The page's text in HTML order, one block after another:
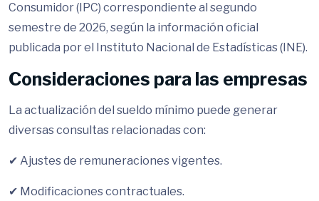
Consumidor (IPC) correspondiente al segundo
semestre de 2026, según la información oficial
publicada por el Instituto Nacional de Estadísticas (INE).
Consideraciones para las empresas
La actualización del sueldo mínimo puede generar
diversas consultas relacionadas con:
✔ Ajustes de remuneraciones vigentes.
✔ Modificaciones contractuales.